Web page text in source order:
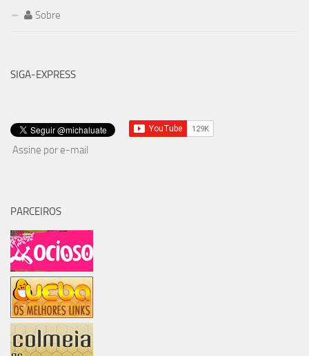
Sobre
SIGA-EXPRESS
Assine por e-mail
PARCEIROS